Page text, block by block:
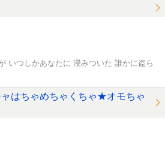
いつしかあなたに 浸みついた 誰かに盗ら
はちゃめちゃくちゃ★オモちゃ